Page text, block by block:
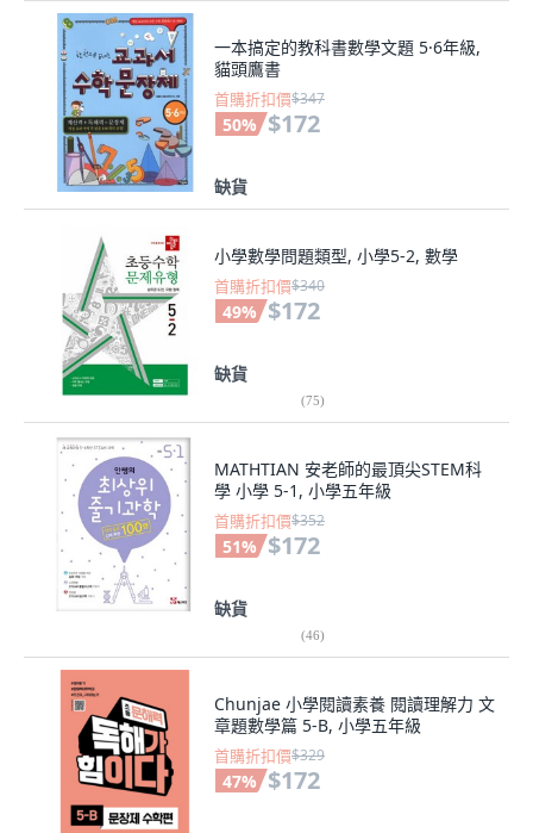
一本搞定的教科書數學文題 5·6年級,
貓頭鷹書
首購折扣價$347
50% $172
缺貨
小學數學問題類型, 小學5-2, 數學
首購折扣價$340
49% $172
缺貨
(75)
MATHTIAN 安老師的最頂尖STEM科
學 小學 5-1, 小學五年級
首購折扣價$352
51% $172
缺貨
(46)
Chunjae 小學閱讀素養 閱讀理解力 文
章題數學篇 5-B, 小學五年級
首購折扣價$329
47% $172